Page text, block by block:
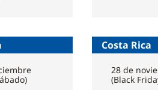
Costa Rica
28 de
(Black